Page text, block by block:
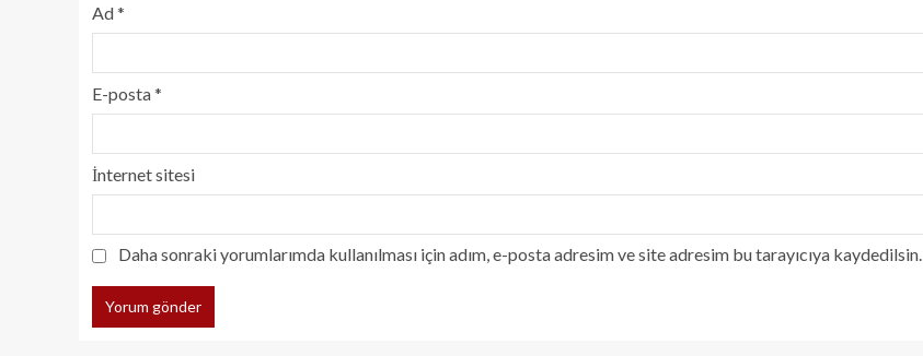
Ad*
E-posta*
İnternet sitesi
Daha sonraki yorumlarımda kullanılması için adım, e-posta adresim ve site adresim bu tarayıcıya kaydedilsin.